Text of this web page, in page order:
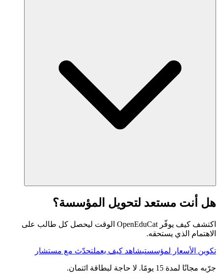
هل أنت مستعد لتحويل المؤسسة؟
اكتشف كيف يوفّر OpenEduCat الوقت ليحصل كل طالب على
الاهتمام الذي يستحقه.
تكوين الأسعار لمؤسستيشاهد كيف يعملتحدّث مع مستشار
جرّبه مجانًا لمدة 15 يومًا. لا حاجة لبطاقة ائتمان.